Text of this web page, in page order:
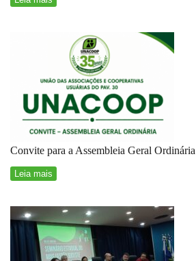
Convite para a Assembleia Geral Ordinária
Leia mais